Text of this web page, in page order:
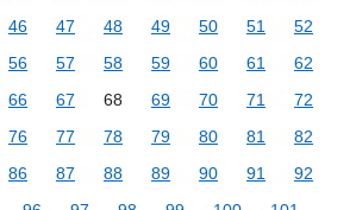
46 47 48 49 50 51
52
56 57 58 59 60 61
62
66 67 68 69 70 71
72
76 77 78 79 80 81
82
86 87 88 89 90 91
92